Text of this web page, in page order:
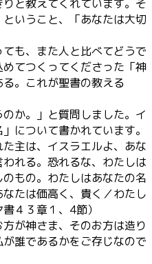
と教えてくれています。そ
いうこと、「あなたは大切
も、また人と比べてどうで
てつくってくださった「神
。これが聖書の教える
か。」と質問しました。イ
について書かれています。
主は、イスラエルよ、あな
れる。恐れるな、わたしは
もの。わたしはあなたの名
たは価高く、貴く／わたし
４３章１、4節）
が神さま、そのお方は造り
誰であるかをご存じなので